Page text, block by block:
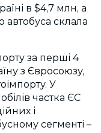
в $4,7 млн, а
автобуса склала
за перші 4
з Євросоюзу,
У
частка ЄС
і
сегменті –